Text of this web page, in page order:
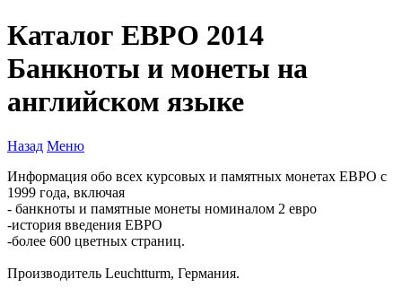
Каталог ЕВРО 2014
Банкноты и монеты на
английском языке
Назад Меню
Информация обо всех курсовых и памятных монетах ЕВРО с
1999 года, включая
- банкноты и памятные монеты номиналом 2 евро
-история введения ЕВРО
-более 600 цветных страниц.
Производитель Leuchtturm, Германия.